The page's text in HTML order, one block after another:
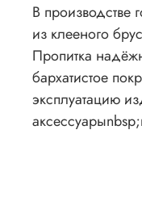
В производстве
из клееного
Пропитка
бархатистое
эксплуатацию